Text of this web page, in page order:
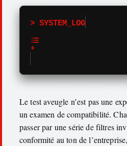
> SYSTEM_LOG
Le test aveugle n’est pas une
un examen de compatibilité.
passer par une série de filtres
conformité au ton de